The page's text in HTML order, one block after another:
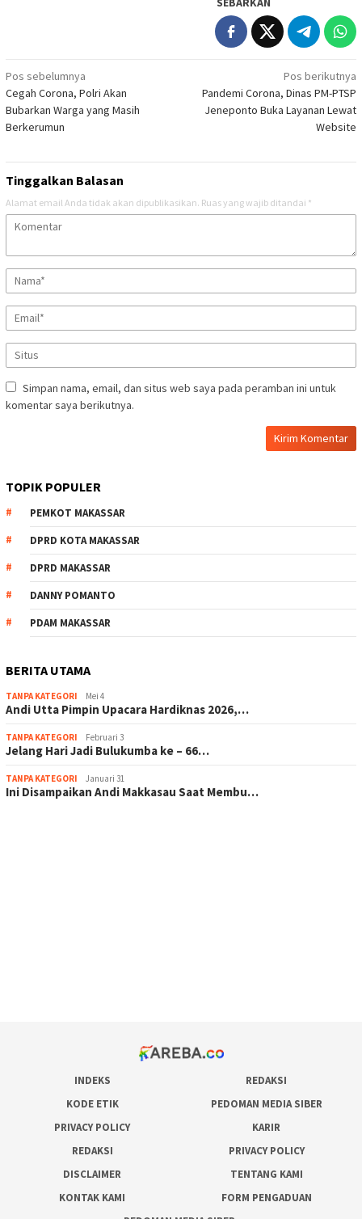
Navigasi
pos
Pos sebelumnya
Cegah Corona, Polri Akan
Bubarkan Warga yang Masih
Berkerumun
Pos berikutnya
Pandemi Corona, Dinas PM-PTSP
Jeneponto Buka Layanan Lewat
Website
Tinggalkan Balasan
Alamat email Anda tidak akan dipublikasikan. Ruas yang wajib ditandai *
Simpan nama, email, dan situs web saya pada peramban ini untuk
komentar saya berikutnya.
TOPIK POPULER
PEMKOT MAKASSAR
DPRD KOTA MAKASSAR
DPRD MAKASSAR
DANNY POMANTO
PDAM MAKASSAR
BERITA UTAMA
TANPA KATEGORI Mei 4
Andi Utta Pimpin Upacara Hardiknas 2026,…
TANPA KATEGORI Februari 3
Jelang Hari Jadi Bulukumba ke – 66…
TANPA KATEGORI Januari 31
Ini Disampaikan Andi Makkasau Saat Membu…
INDEKS
REDAKSI
KODE ETIK
PEDOMAN MEDIA SIBER
PRIVACY POLICY
KARIR
REDAKSI
PRIVACY POLICY
DISCLAIMER
TENTANG KAMI
KONTAK KAMI
FORM PENGADUAN